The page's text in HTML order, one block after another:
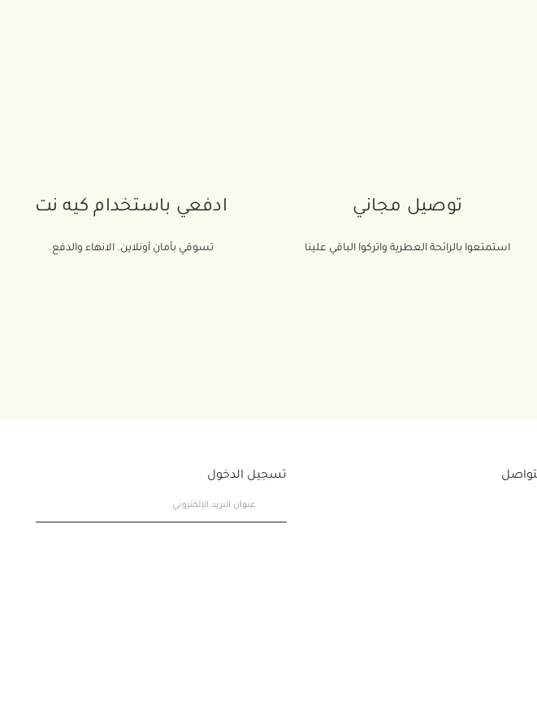
توصيل مجاني
استمتعوا بالرائحة العطرية واتركوا الباقي علينا
ادفعي باستخدام كيه نت
تسوقي بأمان أونلاين. الانهاء والدفع.
تسجيل الدخول